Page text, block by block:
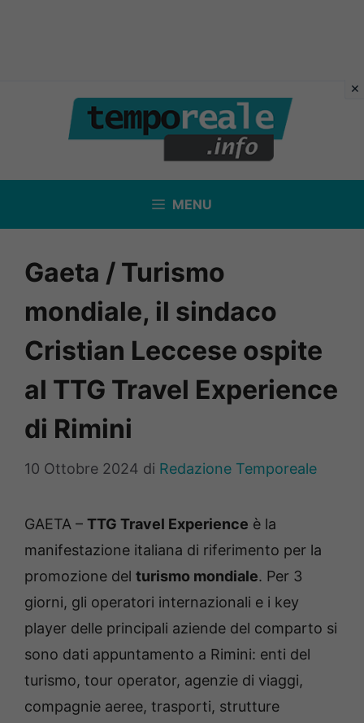
contenuto
MENU
Gaeta / Turismo
mondiale, il sindaco
Cristian Leccese ospite
al TTG Travel Experience
di Rimini
10 Ottobre 2024 di Redazione Temporeale
GAETA – TTG Travel Experience è la
manifestazione italiana di riferimento per la
promozione del turismo mondiale. Per 3
giorni, gli operatori internazionali e i key
player delle principali aziende del comparto si
sono dati appuntamento a Rimini: enti del
turismo, tour operator, agenzie di viaggi,
compagnie aeree, trasporti, strutture